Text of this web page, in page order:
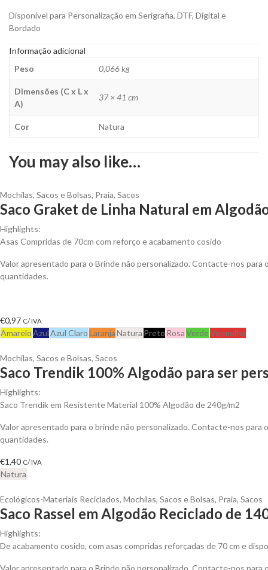
Disponível para Personalização em Serigrafia, DTF, Digital e
Bordado
Informação adicional
Peso
0,066 kg
Dimensões (C x L x
A)
37 × 41 cm
Cor Natura
You may also like…
Mochilas, Sacos e Bolsas, Praia, Sacos
Saco Graket de Linha Natural em
Highlights:
Asas Compridas de 70cm com reforço e acabamento cosido
Valor apresentado para o Brinde não personalizado. Contacte-nos
quantidades.
€0,97 C/ IVA
AmareloAzulAzul ClaroLaranjaNatura Preto RosaVerdeVermelho
Mochilas, Sacos e Bolsas, Sacos
Saco Trendik 100% Algodão para ser
Highlights:
Saco Trendik em Resistente Material 100% Algodão de 240g/m2
Valor apresentado para o brinde não personalizado. Contacte-nos
quantidades.
€1,40 C/ IVA
Natura
Ecológicos-Materiais Reciclados, Mochilas, Sacos e Bolsas, Praia, Sacos
Saco Rassel em Algodão Reciclado de
Highlights:
De acabamento cosido, com asas compridas reforçadas de 70 cm e
Valor apresentado para o Brinde não personalizado. Contacte-nos